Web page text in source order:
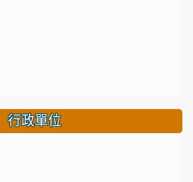
行政單位